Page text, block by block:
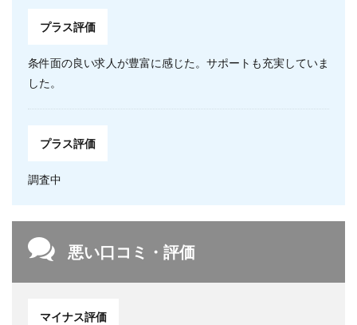
プラス評価
条件面の良い求人が豊富に感じた。サポートも充実していま
した。
プラス評価
調査中
悪い口コミ・評価
マイナス評価